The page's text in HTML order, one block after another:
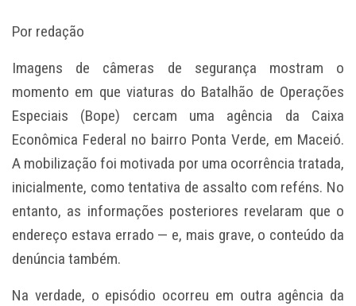
Por redação
Imagens de câmeras de segurança mostram o
momento em que viaturas do Batalhão de Operações
Especiais (Bope) cercam uma agência da Caixa
Econômica Federal no bairro Ponta Verde, em Maceió.
A mobilização foi motivada por uma ocorrência tratada,
inicialmente, como tentativa de assalto com reféns. No
entanto, as informações posteriores revelaram que o
endereço estava errado — e, mais grave, o conteúdo da
denúncia também.
Na verdade, o episódio ocorreu em outra agência da